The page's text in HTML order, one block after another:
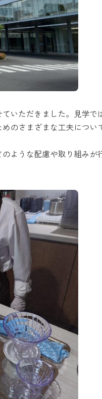
いただきました。見学で
のさまざまな工夫につい
ような配慮や取り組みが